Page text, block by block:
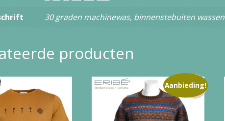
30 graden machinewas, binnenstebuiten wassen
producten
Aanbieding!